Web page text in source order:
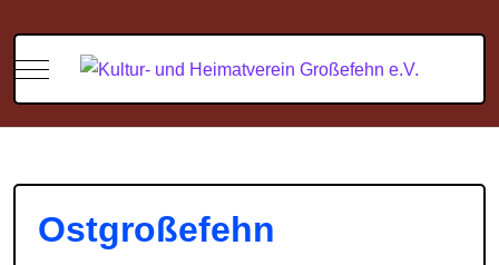
Mobile Menu Toggle
Ostgroßefehn